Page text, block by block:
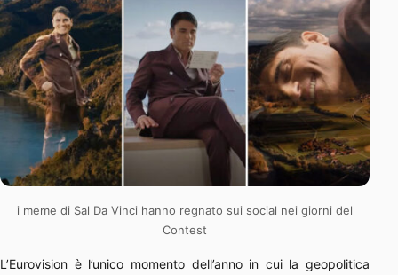
i meme di Sal Da Vinci hanno regnato sui social nei giorni del
Contest
L’Eurovision è l’unico momento dell’anno in cui la geopolitica